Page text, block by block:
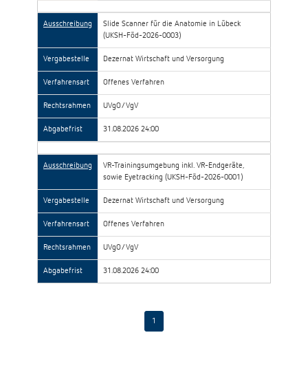
Ausschreibung
Slide Scanner für die Anatomie in Lübeck
(UKSH-Föd-2026-0003)
Vergabestelle Dezernat Wirtschaft und Versorgung
Verfahrensart Offenes Verfahren
Rechtsrahmen UVgO/VgV
Abgabefrist 31.08.2026 24:00
Ausschreibung
VR-Trainingsumgebung inkl. VR-Endgeräte,
sowie Eyetracking (UKSH-Föd-2026-0001)
Vergabestelle Dezernat Wirtschaft und Versorgung
Verfahrensart Offenes Verfahren
Rechtsrahmen UVgO/VgV
Abgabefrist 31.08.2026 24:00
1